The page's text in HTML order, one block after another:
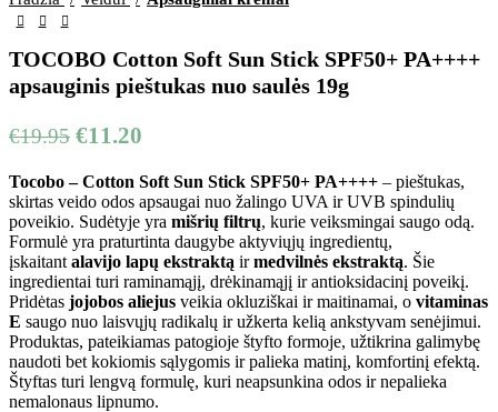
TOCOBO Cotton Soft Sun Stick SPF50+ PA++++
apsauginis pieštukas nuo saulės 19g
€19.95 €11.20
Tocobo – Cotton Soft Sun Stick SPF50+ PA++++ – pieštukas,
skirtas veido odos apsaugai nuo žalingo UVA ir UVB spindulių
poveikio. Sudėtyje yra mišrių filtrų, kurie veiksmingai saugo odą.
Formulė yra praturtinta daugybe aktyviųjų ingredientų,
įskaitant alavijo lapų ekstraktą irmedvilnės ekstraktą. Šie
ingredientai turi raminamąjį, drėkinamąjį ir antioksidacinį poveikį.
Pridėtas jojobos aliejus veikia okluziškai ir maitinamai, o vitaminas
E saugo nuo laisvųjų radikalų ir užkerta kelią ankstyvam senėjimui.
Produktas, pateikiamas patogioje štyfto formoje, užtikrina galimybę
naudoti bet kokiomis sąlygomis ir palieka matinį, komfortinį efektą.
Štyftas turi lengvą formulę, kuri neapsunkina odos ir nepalieka
nemalonaus lipnumo.